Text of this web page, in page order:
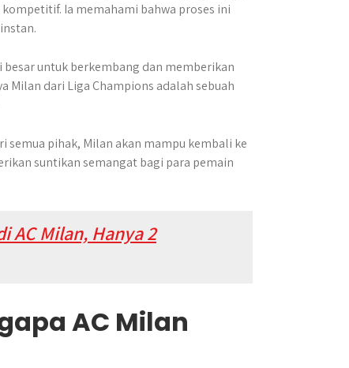
Ia memahami bahwa proses ini
untuk berkembang dan memberikan
dari Liga Champions adalah sebuah
semua pihak, Milan akan mampu kembali ke
suntikan semangat bagi para pemain
AC Milan, Hanya 2
AC Milan